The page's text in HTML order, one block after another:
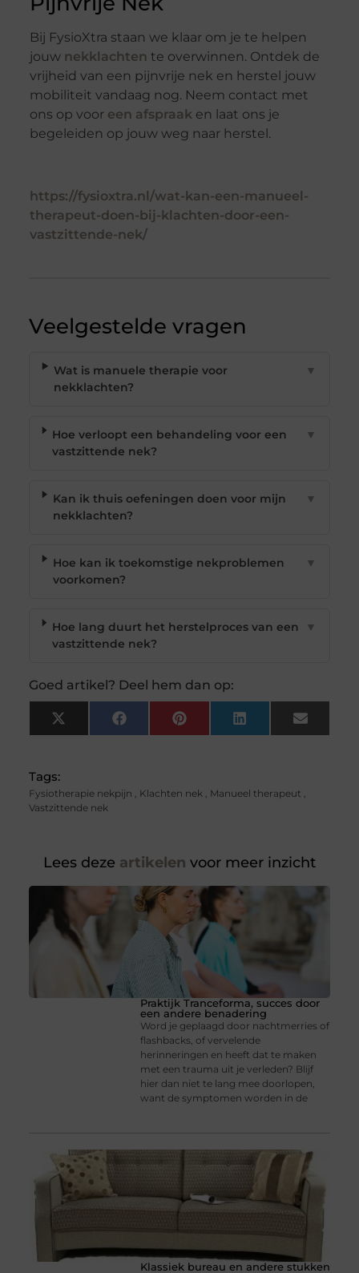
Bij FysioXtra staan we klaar om je te helpen
jouw nekklachten te overwinnen. Ontdek de
vrijheid van een pijnvrije nek en herstel jouw
mobiliteit vandaag nog. Neem contact met
ons op voor een afspraaken laat ons je
begeleiden op jouw weg naar herstel.
https://fysioxtra.nl/wat-kan-een-manueel-
therapeut-doen-bij-klachten-door-een-
vastzittende-nek/
Veelgestelde vragen
Wat is manuele therapie voor
nekklachten?
▼
Hoe verloopt een behandeling voor een
vastzittende nek?
▼
Kan ik thuis oefeningen doen voor mijn
nekklachten?
▼
Hoe kan ik toekomstige nekproblemen
voorkomen?
▼
Hoe lang duurt het herstelproces van een
vastzittende nek?
▼
Goed artikel? Deel hem dan op:
X
(Twitter)
FacebookPinterest LinkedIn Email
Tags:
Fysiotherapie nekpijn , Klachten nek, Manueel therapeut ,
Vastzittende nek
Lees deze artikelen voor meer inzicht
Praktijk Tranceforma, succes door
een andere benadering
Word je geplaagd door nachtmerries of
flashbacks, of vervelende
herinneringen en heeft dat te maken
met een trauma uit je verleden? Blijf
hier dan niet te lang mee doorlopen,
want de symptomen worden in de
Klassiek bureau en andere stukken